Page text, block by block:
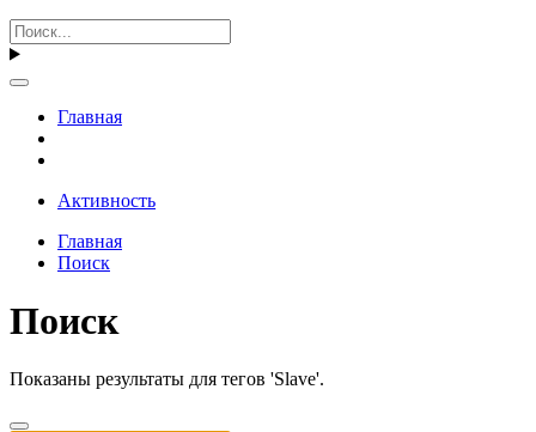
Главная
Активность
Главная
Поиск
Поиск
Показаны результаты для тегов 'Slave'.